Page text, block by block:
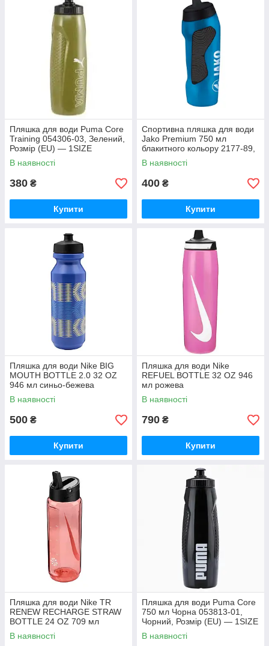
Пляшка для води Puma Core
Training 054306-03, Зелений,
Розмір (EU) — 1SIZE
В наявності
380 ₴
Купити
Спортивна пляшка для води
Jako Premium 750 мл
блакитного кольору 2177-89,
Синій, Розмір (EU) — 1SIZE
В наявності
400 ₴
Купити
Пляшка для води Nike BIG
MOUTH BOTTLE 2.0 32 OZ
946 мл синьо-бежева
N.000.0041.447.32, Синій,
Розмір (EU) —
В наявності
500 ₴
Купити
Пляшка для води Nike
REFUEL BOTTLE 32 OZ 946
мл рожева
N.100.7667.634.32, Рожевий,
Розмір (EU) — 1SIZE
В наявності
790 ₴
Купити
Пляшка для води Nike TR
RENEW RECHARGE STRAW
BOTTLE 24 OZ 709 мл
коралова N.100.7642.819.24,
Червоний
В наявності
Пляшка для води Puma Core
750 мл Чорна 053813-01,
Чорний, Розмір (EU) — 1SIZE
В наявності